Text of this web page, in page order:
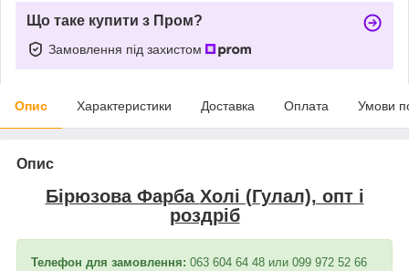
Що таке купити з Пром?
Замовлення під захистом
Опис Характеристики Доставка Оплата Умови
Опис
Бірюзова Фарба Холі (Гулал), опт і
роздріб
Телефон для замовлення: 063 604 64 48 или 099 972 52 66